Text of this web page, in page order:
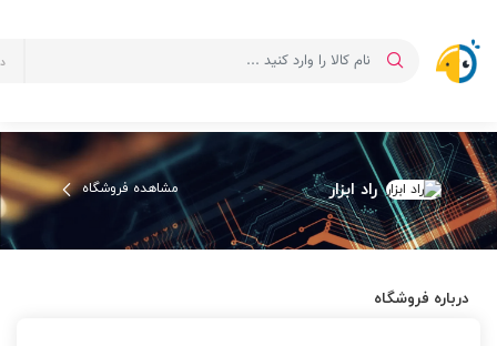
راد ابزار مشاهده فروشگاه
درباره فروشگاه